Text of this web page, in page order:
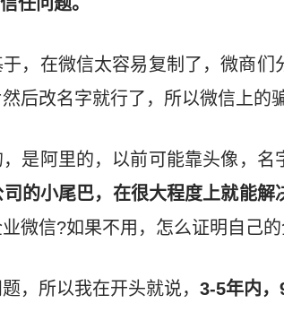
，在微信太容易复制了，微商
后改名字就行了，所以微信上的
，是阿里的，以前可能靠头像，
的小尾巴，在很大程度上就能解
微信?如果不用，怎么证明自己
，所以我在开头就说， 3-5年内